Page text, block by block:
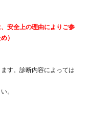
安全上の理由によりご参
）
ます。診断内容によっては
。